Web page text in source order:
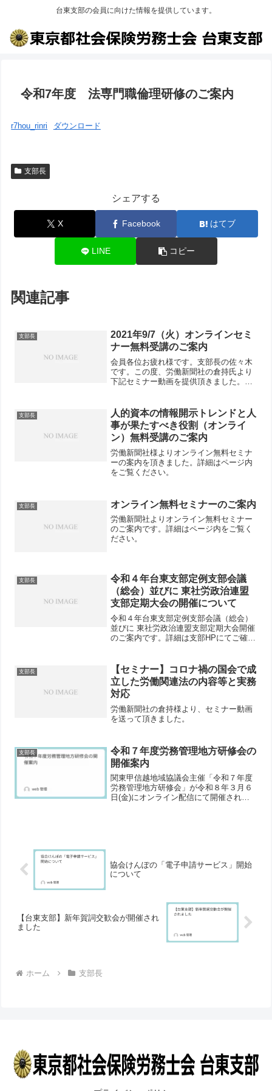
台東支部の会員に向けた情報を提供しています。
令和7年度 法専門職倫理研修のご案内
r7hou_rinri ダウンロード
支部長
シェアする
X Facebook はてブ
LINE コピー
関連記事
支部長
2021年9/7（火）オンラインセミ
ナー無料受講のご案内
会員各位お疲れ様です。支部長の佐々木
です。この度、労働新聞社の倉持氏より
下記セミナー動画を提供頂きました。無
非ご活用頂ければと思います。
支部長
人的資本の情報開示トレンドと人
事が果たすべき役割（オンライ
ン）無料受講のご案内
労働新聞社様よりオンライン無料セミナ
ーの案内を頂きました。詳細はページ内
をご覧ください。
支部長 オンライン無料セミナーのご案内
労働新聞社よりオンライン無料セミナー
のご案内です。詳細はページ内をご覧く
ださい。
支部長
令和４年台東支部定例支部会議
（総会）並びに 東社労政治連盟
支部定期大会の開催について
令和４年台東支部定例支部会議（総会）
並びに 東社労政治連盟支部定期大会開催
のご案内です。詳細は支部HPにてご確認
支部長
【セミナー】コロナ禍の国会で成
立した労働関連法の内容等と実務
対応
労働新聞社の倉持様より、セミナー動画
を送って頂きました。
支部長
令和７年度労務管理地方研修会の
開催案内
関東甲信越地域協議会主催「令和７年度
労務管理地方研修会」が令和８年３月６
日(金)にオンライン配信にて開催されま
協会けんぽの「電子申請サービス」開始
について
【台東支部】新年賀詞交歓会が開催され
ました
ホーム 支部長